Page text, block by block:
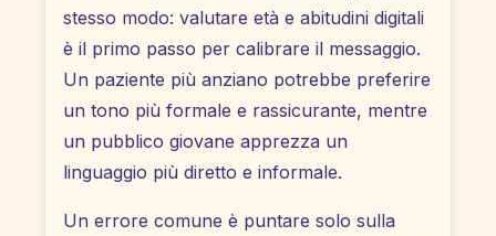
stesso modo: valutare età e abitudini digitali
è il primo passo per calibrare il messaggio.
Un paziente più anziano potrebbe preferire
un tono più formale e rassicurante, mentre
un pubblico giovane apprezza un
linguaggio più diretto e informale.
Un errore comune è puntare solo sulla